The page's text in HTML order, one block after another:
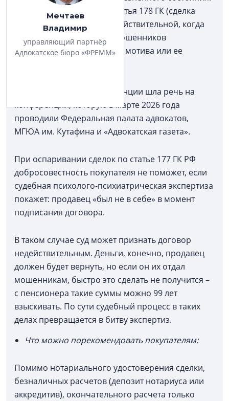
Мечтаев
Владимир
управляющий партнёр
Адвокатское бюро «ФРЕММ»
Прежде в ход чаще шла статья 178 ГК (сделка
может быть признана недействительной, когда
продавец под влиянием мошенников
заблуждался относительно мотива или ее
В частности, о новой тенденции шла речь на
конференции, которую в марте 2026 года
проводили Федеральная палата адвокатов,
МГЮА им. Кутафина и «Адвокатская газета».
При оспаривании сделок по статье 177 ГК РФ
добросовестность покупателя не поможет, если
судебная психолого-психиатрическая экспертиза
покажет: продавец «был не в себе» в момент
подписания договора.
В таком случае суд может признать договор
недействительным. Деньги, конечно, продавец
должен будет вернуть, но если он их отдал
мошенникам, быстро это сделать не получится –
с пенсионера такие суммы можно 99 лет
взыскивать. По сути судебный процесс в таких
делах превращается в битву экспертиз.
Что можно порекомендовать покупателям:
Помимо нотариального удостоверения сделки,
безналичных расчетов (депозит нотариуса или
аккредитив), окончательного расчета только